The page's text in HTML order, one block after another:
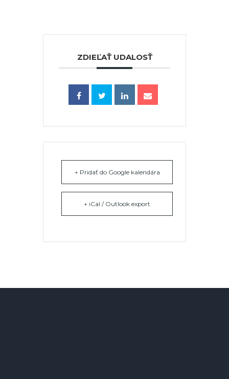
ZDIEĽAŤ UDALOSŤ
+ Pridať do Google kalendára
+ iCal / Outlook export